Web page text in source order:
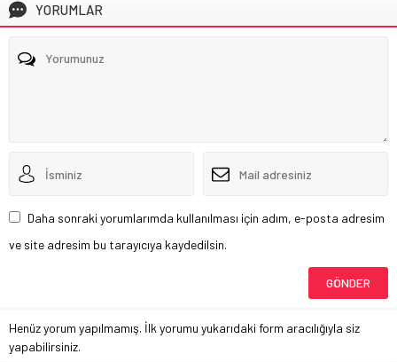
YORUMLAR
Daha sonraki yorumlarımda kullanılması için adım, e-posta adresim
ve site adresim bu tarayıcıya kaydedilsin.
Henüz yorum yapılmamış. İlk yorumu yukarıdaki form aracılığıyla siz
yapabilirsiniz.